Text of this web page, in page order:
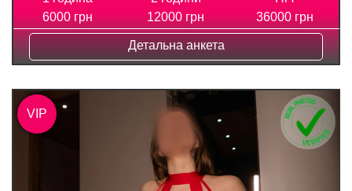
6000 грн
12000 грн
36000 грн
Детальна анкета
VIP